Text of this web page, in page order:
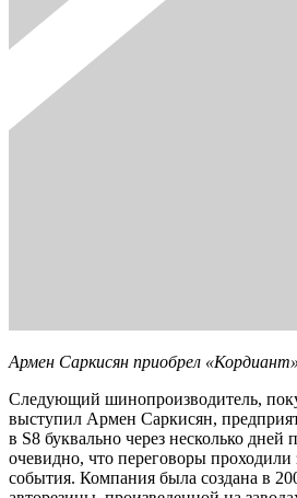
Армен Саркисян приобрел «Кордиант»
Следующий шинопроизводитель,
выступил Армен Саркисян,
в S8 буквально через несколько дней
очевидно, что переговоры проходили
события. Компания была создана в